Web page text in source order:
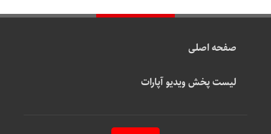
صفحه اصلی
لیست پخش ویدیو آپارات